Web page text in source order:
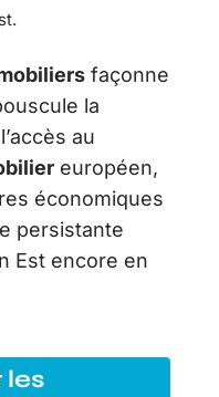
façonne
la
au
européen,
économiques
persistante
Est encore en
les